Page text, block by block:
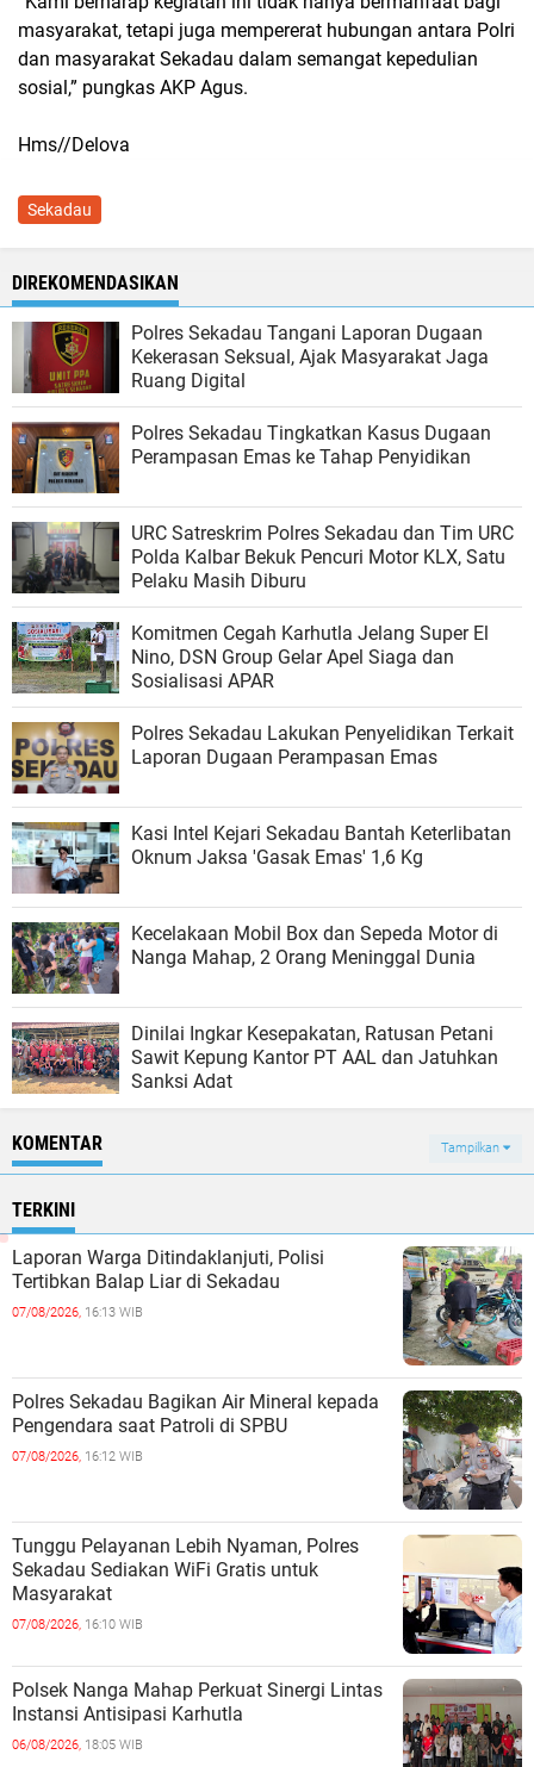
masyarakat, tetapi juga mempererat hubungan antara Polri
dan masyarakat Sekadau dalam semangat kepedulian
sosial,” pungkas AKP Agus.
Hms//Delova
Sekadau
DIREKOMENDASIKAN
Polres Sekadau Tangani Laporan Dugaan
Kekerasan Seksual, Ajak Masyarakat Jaga
Ruang Digital
Polres Sekadau Tingkatkan Kasus Dugaan
Perampasan Emas ke Tahap Penyidikan
URC Satreskrim Polres Sekadau dan Tim URC
Polda Kalbar Bekuk Pencuri Motor KLX, Satu
Pelaku Masih Diburu
Komitmen Cegah Karhutla Jelang Super El
Nino, DSN Group Gelar Apel Siaga dan
Sosialisasi APAR
Polres Sekadau Lakukan Penyelidikan Terkait
Laporan Dugaan Perampasan Emas
​Kasi Intel Kejari Sekadau Bantah Keterlibatan
Oknum Jaksa 'Gasak Emas' 1,6 Kg
Kecelakaan Mobil Box dan Sepeda Motor di
Nanga Mahap, 2 Orang Meninggal Dunia
Dinilai Ingkar Kesepakatan, Ratusan Petani
Sawit Kepung Kantor PT AAL dan Jatuhkan
Sanksi Adat
KOMENTAR Tampilkan
TERKINI
Laporan Warga Ditindaklanjuti, Polisi
Tertibkan Balap Liar di Sekadau
07/08/2026, 16:13 WIB
Polres Sekadau Bagikan Air Mineral kepada
Pengendara saat Patroli di SPBU
07/08/2026, 16:12 WIB
Tunggu Pelayanan Lebih Nyaman, Polres
Sekadau Sediakan WiFi Gratis untuk
Masyarakat
07/08/2026, 16:10 WIB
Polsek Nanga Mahap Perkuat Sinergi Lintas
Instansi Antisipasi Karhutla
06/08/2026, 18:05 WIB